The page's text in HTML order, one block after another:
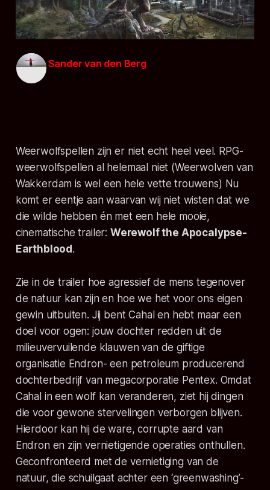
Sander van den Berg
Weerwolfspellen zijn er niet echt heel veel. RPG-
weerwolfspellen al helemaal niet (Weerwolven van
Wakkerdam is wel een hele vette trouwens) Nu
komt er eentje aan waarvan wij niet wisten dat we
die wilde hebben én met een hele mooie,
cinematische trailer: Werewolf the Apocalypse-
Earthblood .
Zie in de trailer hoe agressief de mens tegenover
de natuur kan zijn en hoe we het voor ons eigen
gewin uitbuiten. Jij bent Cahal en hebt maar een
doel voor ogen: jouw dochter redden uit de
milieuvervuilende klauwen van de giftige
organisatie Endron- een petroleum producerend
dochterbedrijf van megacorporatie Pentex. Omdat
Cahal in een wolf kan veranderen, ziet hij dingen
die voor gewone stervelingen verborgen blijven.
Hierdoor kan hij de ware, corrupte aard van
Endron en zijn vernietigende operaties onthullen.
Geconfronteerd met de vernietiging van de
natuur, die schuilgaat achter een ‘greenwashing’-